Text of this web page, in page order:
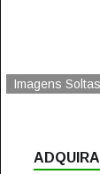
Imagens Soltas